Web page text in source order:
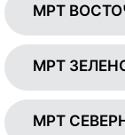
МРТ
МРТ
МРТ